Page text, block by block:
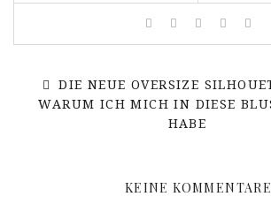
DIE NEUE OVERSIZE
WARUM ICH MICH IN DIESE
HABE
KEINE KOMMENTARE